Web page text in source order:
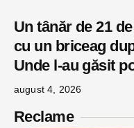
Un tânăr de 21
cu un briceag
Unde l-au găsit
august 4, 2026
Reclame